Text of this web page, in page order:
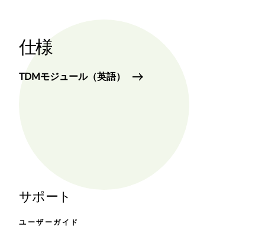
サポート
ユーザーガイド
仕様
TDMモジュール（英語）